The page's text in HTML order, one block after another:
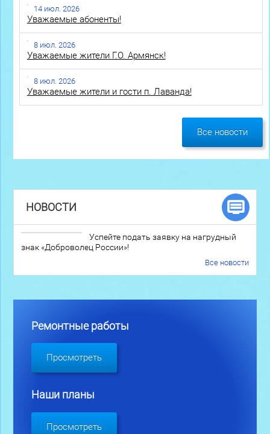
14 июл. 2026
Уважаемые абоненты!
8 июл. 2026
Уважаемые жители Г.О. Армянск!
8 июл. 2026
Уважаемые жители и гости п. Лаванда!
Все новости
НОВОСТИ
Успейте подать заявку на нагрудный
знак «Доброволец России»!
Все новости
Ремонтные работы
Просмотреть
Наши планы
Просмотреть